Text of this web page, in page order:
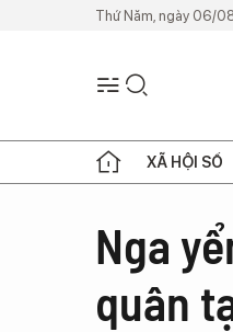
Thứ Năm, ngày 06/
XÃ HỘI SỐ
Nga
quân